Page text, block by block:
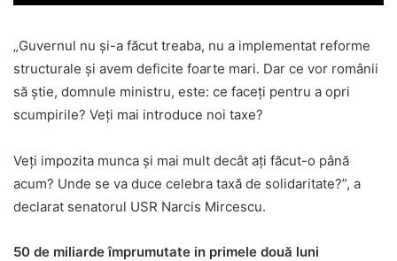
„Guvernul nu și-a făcut treaba, nu a implementat reforme
structurale și avem deficite foarte mari. Dar ce vor românii
să știe, domnule ministru, este: ce faceți pentru a opri
scumpirile? Veți mai introduce noi taxe?
Veți impozita munca și mai mult decât ați făcut-o până
acum? Unde se va duce celebra taxă de solidaritate?”, a
declarat senatorul USR Narcis Mircescu.
50 de miliarde împrumutate in primele două luni